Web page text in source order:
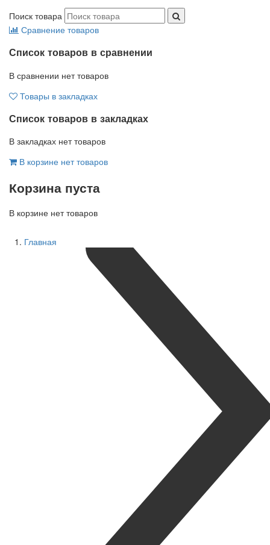
Поиск товара
Сравнение товаров
Список товаров в сравнении
В сравнении нет товаров
Товары в закладках
Список товаров в закладках
В закладках нет товаров
В корзине нет товаров
Корзина пуста
В корзине нет товаров
Главная